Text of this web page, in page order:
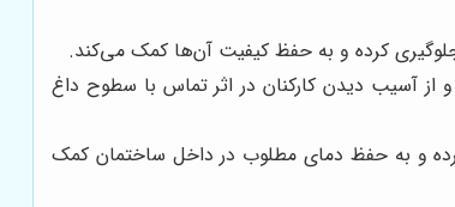
جلوگیری کرده و به حفظ کیفیت آن‌ها کمک می‌کند.
و از آسیب دیدن کارکنان در اثر تماس با سطوح داغ
کرده و به حفظ دمای مطلوب در داخل ساختمان کمک